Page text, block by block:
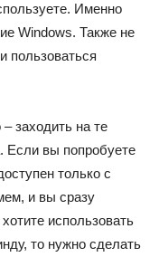
Именно
Windows. Также не
пользоваться
заходить на те
Если вы попробуете
только с
и вы сразу
использовать
то нужно сделать